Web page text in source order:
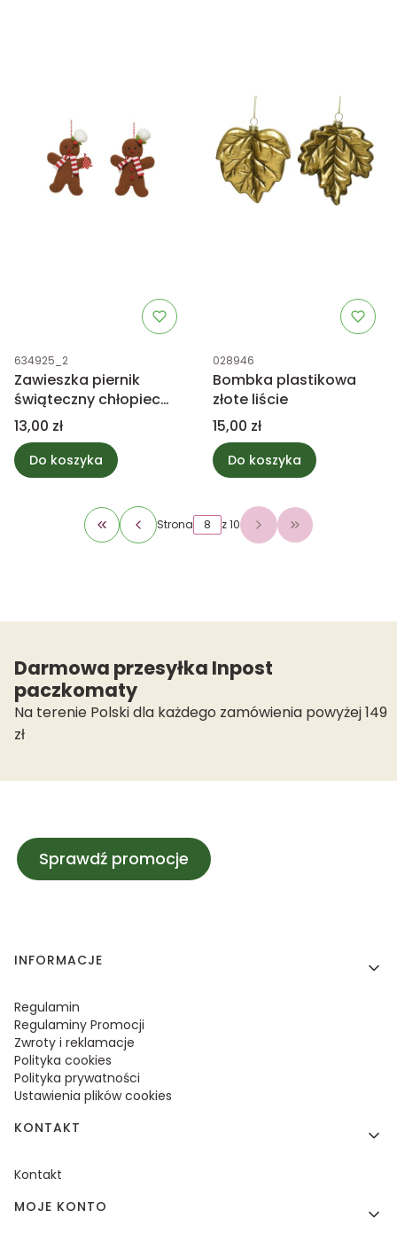
Kod produktu
634925_2
Zawieszka piernik
świąteczny chłopiec
mix
Cena
13,00 zł
Do koszyka
Kod produktu
028946
Bombka plastikowa
złote liście
Cena
15,00 zł
Do koszyka
Wróć do pierwszej strony z produktami
Strona z 10 Przejdź do
Darmowa przesyłka Inpost
paczkomaty
Na terenie Polski dla każdego zamówienia powyżej 149
zł
Sprawdź promocje
Linki w stopce
INFORMACJE
Regulamin
Regulaminy Promocji
Zwroty i reklamacje
Polityka cookies
Polityka prywatności
Ustawienia plików cookies
KONTAKT
Kontakt
MOJE KONTO